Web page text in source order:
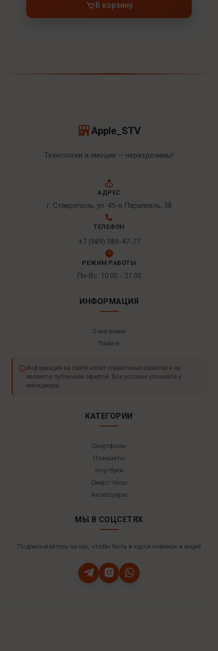
В корзину
Apple_STV
Технологии и эмоции — неразделимы!
АДРЕС
г. Ставрополь, ул. 45-я Параллель, 38
ТЕЛЕФОН
+7 (989) 989-47-77
РЕЖИМ РАБОТЫ
Пн-Вс: 10:00 - 21:00
ИНФОРМАЦИЯ
О магазине
Trade-In
Информация на сайте носит справочный характер и не
является публичной офертой. Все условия уточняйте у
менеджера.
КАТЕГОРИИ
Смартфоны
Планшеты
Ноутбуки
Смарт-Часы
Аксессуары
МЫ В СОЦСЕТЯХ
Подписывайтесь на нас, чтобы быть в курсе новинок и акций